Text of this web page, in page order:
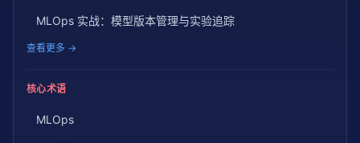
MLOps 实战：模型版本管理与实验追踪
查看更多 →
核心术语
MLOps